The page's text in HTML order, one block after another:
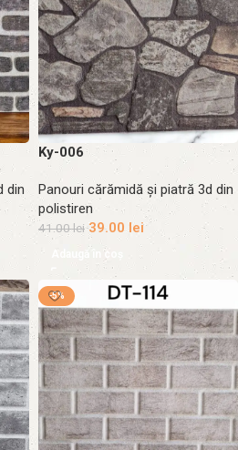
din
Ky-006
Panouri cărămidă și piatră 3d din
polistiren
41.00lei 39.00lei
Adaugă în coș
-5%